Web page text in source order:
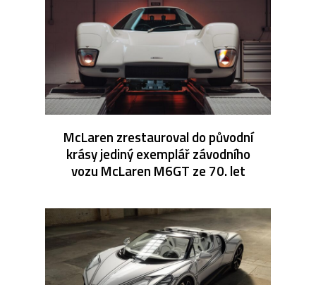
McLaren zrestauroval do původní
krásy jediný exemplář závodního
vozu McLaren M6GT ze 70. let